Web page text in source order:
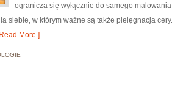
ogranicza się wyłącznie do samego
siebie, w którym ważne są także pielęgnacja
More ]